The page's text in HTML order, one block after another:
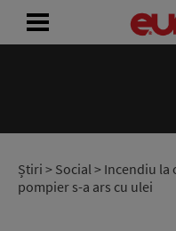
Știri > Social> Incendiu la
pompier s-a ars cu ulei
RADIO